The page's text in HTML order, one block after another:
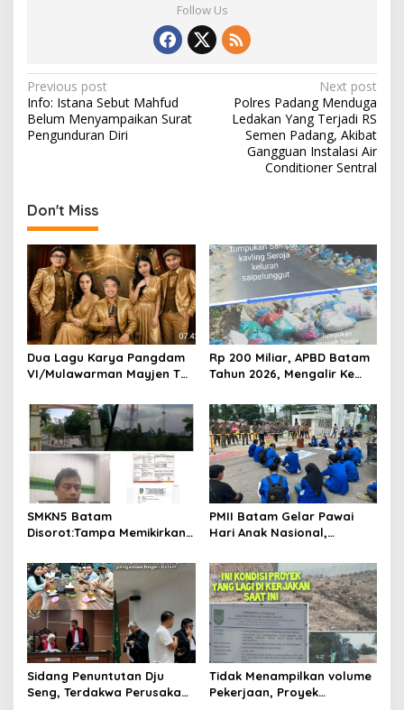
Follow Us
P
o
s
a
v
i
g
a
t
i
n
Previous post
Info: Istana Sebut Mahfud
Belum Menyampaikan Surat
Pengunduran Diri
Next post
Polres Padang Menduga
Ledakan Yang Terjadi RS
Semen Padang, Akibat
Gangguan Instalasi Air
Conditioner Sentral
Don't Miss
Dua Lagu Karya Pangdam
VI/Mulawarman Mayjen TNI
Singing Competition HUT
Ke-81 RI
Rp 200 Miliar, APBD Batam
Tahun 2026, Mengalir Ke
Batam, Belum Berhasil
Bereskan Sampah
SMKN5 Batam
Disorot:Tampa Memikirkan
Lingkungan, Gubernur
Kepri, Ansar Ahmad
Komersilkan Lahan Sekolah
Untuk Pendirian Tower
PMII Batam Gelar Pawai
Hari Anak Nasional,
untuk Pemko dan DPRD
Kota Batam
Sidang Penuntutan Dju
Seng, Terdakwa Perusakan
Tidak Menampilkan volume
Pekerjaan, Proyek